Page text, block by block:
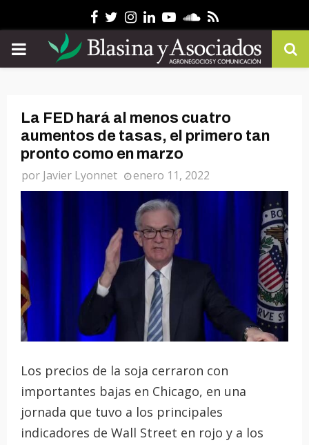
Facebook
Twitter
Instagram
Linkedin
YoutubeSoundcloud
Rss
PRIMARY
La FED hará al menos cuatro
aumentos de tasas, el primero tan
pronto como en marzo
por Javier Lyonnet enero 11, 2022
Los precios de la soja cerraron con
importantes bajas en Chicago, en una
jornada que tuvo a los principales
indicadores de Wall Street en rojo y a los